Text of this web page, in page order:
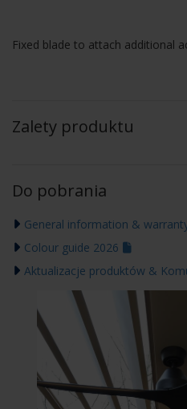
Fixed blade to attach additional
Zalety produktu
Do pobrania
General information &
Colour guide 2026
Aktualizacje produktów &